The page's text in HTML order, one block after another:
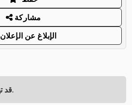
مشاركة
الإبلاغ عن الإعلان
قد تهمك أيضًا هذه الإعلانات.